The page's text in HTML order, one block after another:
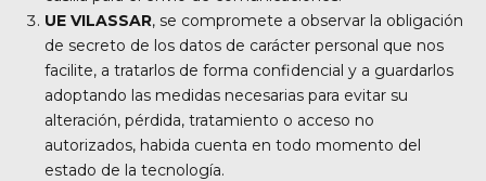
UE VILASSAR, se compromete a observar la obligación
de secreto de los datos de carácter personal que nos
facilite, a tratarlos de forma confidencial y a guardarlos
adoptando las medidas necesarias para evitar su
alteración, pérdida, tratamiento o acceso no
autorizados, habida cuenta en todo momento del
estado de la tecnología.